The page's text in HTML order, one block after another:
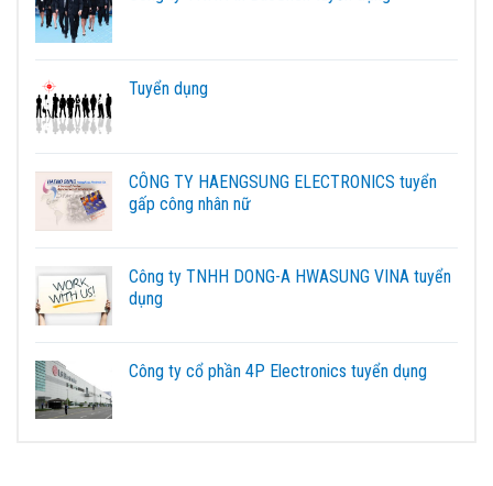
Tuyển dụng
CÔNG TY HAENGSUNG ELECTRONICS tuyển
gấp công nhân nữ
Công ty TNHH DONG-A HWASUNG VINA tuyển
dụng
Công ty cổ phần 4P Electronics tuyển dụng